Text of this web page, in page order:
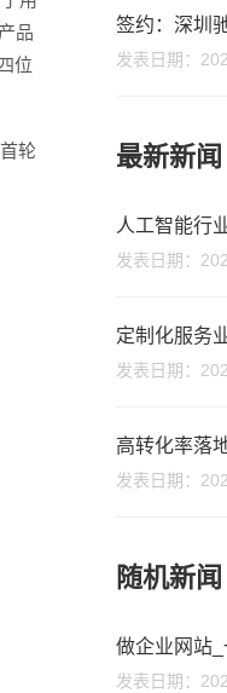
品
位
轮
发表日期：
最新新闻
人工智能行
发表日期：
定制化服务
发表日期：
高转化率落
发表日期：
随机新闻
做企业网站
发表日期：